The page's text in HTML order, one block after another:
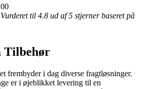
Vurderet til 4.8 ud af 5 stjerner baseret på
Tilbehør
frembyder i dag diverse fragtløsninger.
er i øjeblikket levering til en